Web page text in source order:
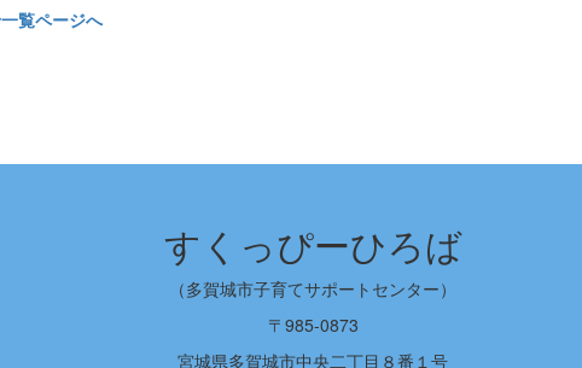
覧ページへ
すくっぴーひろば
（多賀城市子育てサポートセンター）
〒985-0873
宮城県多賀城市中央二丁目８番１号